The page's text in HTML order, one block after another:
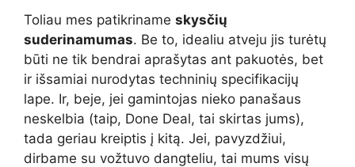
Toliau mes patikriname skysčių
suderinamumas. Be to, idealiu atveju jis turėtų
būti ne tik bendrai aprašytas ant pakuotės, bet
ir išsamiai nurodytas techninių specifikacijų
lape. Ir, beje, jei gamintojas nieko panašaus
neskelbia (taip, Done Deal, tai skirtas jums),
tada geriau kreiptis į kitą. Jei, pavyzdžiui,
dirbame su vožtuvo dangteliu, tai mums visų